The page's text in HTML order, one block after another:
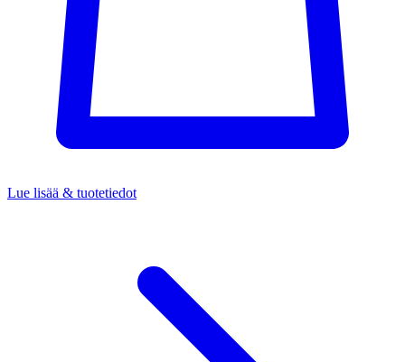
Lue lisää & tuotetiedot